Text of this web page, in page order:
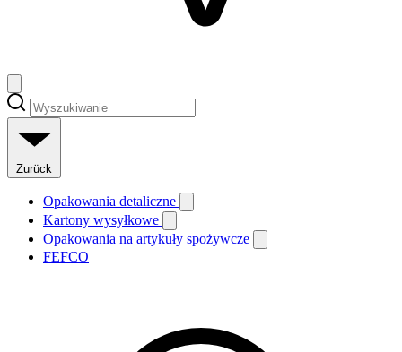
Zurück
Opakowania detaliczne
Kartony wysyłkowe
Opakowania na artykuły spożywcze
FEFCO